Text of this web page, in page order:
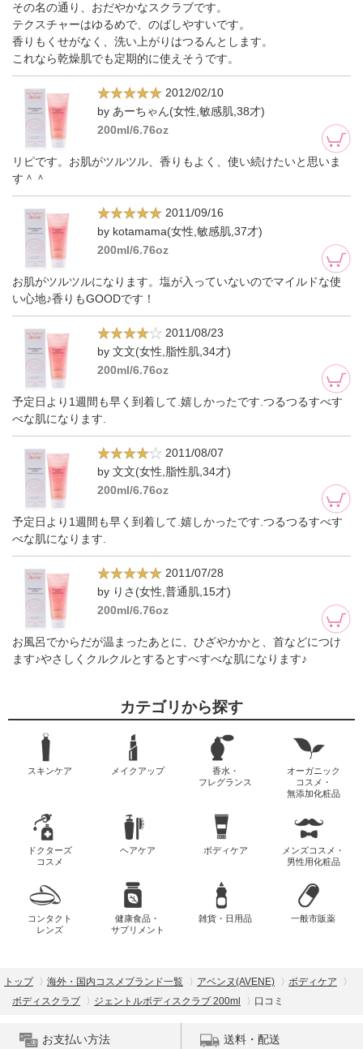
その名の通り、おだやかなスクラブです。
テクスチャーはゆるめで、のばしやすいです。
香りもくせがなく、洗い上がりはつるんとします。
これなら乾燥肌でも定期的に使えそうです。
2012/02/10
by あーちゃん(女性,敏感肌,38才)
200ml/6.76oz
リピです。お肌がツルツル、香りもよく、使い続けたいと思いま
す＾＾
2011/09/16
by kotamama(女性,敏感肌,37才)
200ml/6.76oz
お肌がツルツルになります。塩が入っていないのでマイルドな使
い心地♪香りもGOODです！
2011/08/23
by 文文(女性,脂性肌,34才)
200ml/6.76oz
予定日より1週間も早く到着して.嬉しかったです.つるつるすべす
べな肌になります.
2011/08/07
by 文文(女性,脂性肌,34才)
200ml/6.76oz
予定日より1週間も早く到着して.嬉しかったです.つるつるすべす
べな肌になります.
2011/07/28
by りさ(女性,普通肌,15才)
200ml/6.76oz
お風呂でからだが温まったあとに、ひざやかかと、首などにつけ
ます♪やさしくクルクルとするとすべすべな肌になります♪
カテゴリから探す
スキンケア メイクアップ
香水・
フレグランス
オーガニック
コスメ・
無添加化粧品
ドクターズ
コスメ
ヘアケア ボディケア
メンズコスメ・
男性用化粧品
コンタクト
レンズ
健康食品・
サプリメント
雑貨・日用品 一般市販薬
トップ 海外・国内コスメブランド一覧 アベンヌ(AVENE)
ボディケア
ボディスクラブ
ジェントルボディスクラブ 200ml 口コミ
お支払い方法 送料・配送